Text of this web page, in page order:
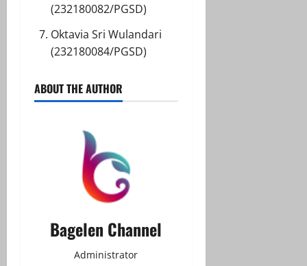
(232180082/PGSD)
Oktavia Sri Wulandari
(232180084/PGSD)
ABOUT THE AUTHOR
Bagelen Channel
Administrator